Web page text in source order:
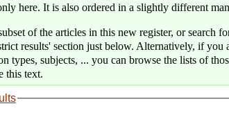
here. It is also ordered in a slightly different
of the articles in this new register, or search
results' section just below. Alternatively, if you
types, subjects, ... you can browse the lists of
this text.